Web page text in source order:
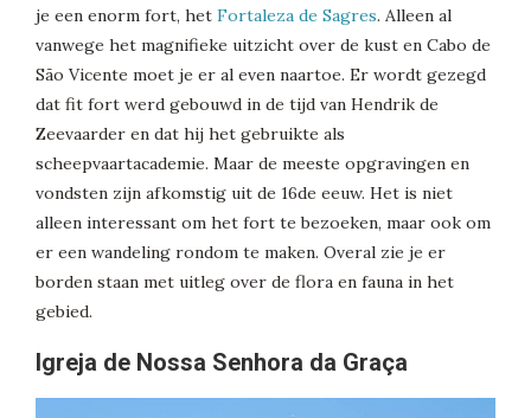
je een enorm fort, het Fortaleza de Sagres. Alleen al
vanwege het magnifieke uitzicht over de kust en Cabo de
São Vicente moet je er al even naartoe. Er wordt gezegd
dat fit fort werd gebouwd in de tijd van Hendrik de
Zeevaarder en dat hij het gebruikte als
scheepvaartacademie. Maar de meeste opgravingen en
vondsten zijn afkomstig uit de 16de eeuw. Het is niet
alleen interessant om het fort te bezoeken, maar ook om
er een wandeling rondom te maken. Overal zie je er
borden staan met uitleg over de flora en fauna in het
gebied.
Igreja de Nossa Senhora da Graça